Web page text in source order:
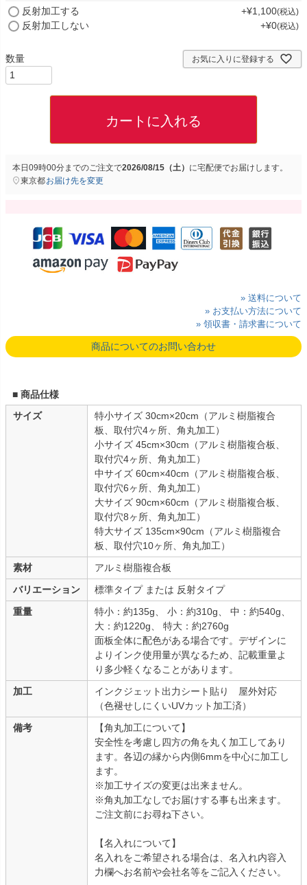
反射加工する +¥1,100 税込
反射加工しない +¥0 税込
お気に入りに登録する
カートに入れる
本日09時00分までのご注文で2026/08/15（土） に宅配便でお届けします。
東京都お届け先を変更
» 送料について
» お支払い方法について
» 領収書・請求書について
商品についてのお問い合わせ
■ 商品仕様
サイズ
特小サイズ 30cm×20cm（アルミ樹脂複合
板、取付穴4ヶ所、角丸加工）
小サイズ 45cm×30cm（アルミ樹脂複合板、
取付穴4ヶ所、角丸加工）
中サイズ 60cm×40cm（アルミ樹脂複合板、
取付穴6ヶ所、角丸加工）
大サイズ 90cm×60cm（アルミ樹脂複合板、
取付穴8ヶ所、角丸加工）
特大サイズ 135cm×90cm（アルミ樹脂複合
板、取付穴10ヶ所、角丸加工）
素材
アルミ樹脂複合板
バリエーション
標準タイプ または 反射タイプ
重量
特小：約135g、 小：約310g、 中：約540g、
大：約1220g、 特大：約2760g
面板全体に配色がある場合です。デザインに
よりインク使用量が異なるため、記載重量よ
り多少軽くなることがあります。
加工
インクジェット出力シート貼り 屋外対応
（色褪せしにくいUVカット加工済）
備考
【角丸加工について】
安全性を考慮し四方の角を丸く加工してあり
ます。各辺の縁から内側6mmを中心に加工し
ます。
※加工サイズの変更は出来ません。
※角丸加工なしでお届けする事も出来ます。
ご注文前にお尋ね下さい。
【名入れについて】
名入れをご希望される場合は、名入れ内容入
力欄へお名前や会社名等をご記入ください。